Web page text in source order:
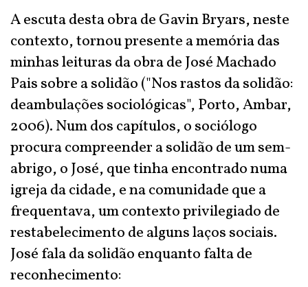
A escuta desta obra de Gavin Bryars, neste
contexto, tornou presente a memória das
minhas leituras da obra de José Machado
Pais sobre a solidão ("Nos rastos da solidão:
deambulações sociológicas", Porto, Ambar,
2006). Num dos capítulos, o sociólogo
procura compreender a solidão de um sem-
abrigo, o José, que tinha encontrado numa
igreja da cidade, e na comunidade que a
frequentava, um contexto privilegiado de
restabelecimento de alguns laços sociais.
José fala da solidão enquanto falta de
reconhecimento: